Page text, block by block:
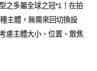
之多屬全球之冠*1！在拍
主體，無需來回切換設
慮主體大小、位置、散焦